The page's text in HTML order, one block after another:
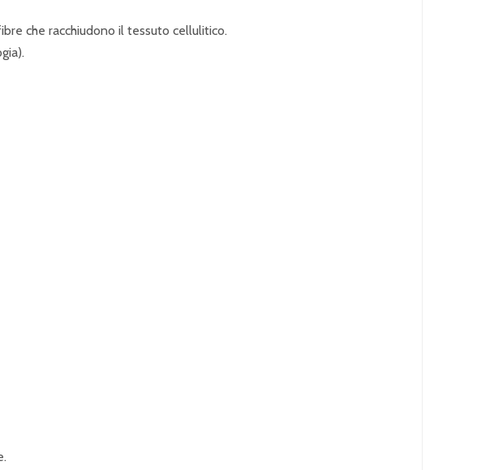
che racchiudono il tessuto cellulitico.